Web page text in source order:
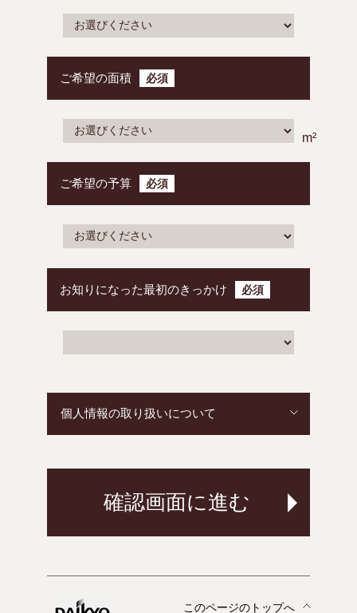
ご希望の面積 必須
m²
ご希望の予算 必須
お知りになった最初のきっかけ 必須
個人情報の取り扱いについて
このページのトップへ